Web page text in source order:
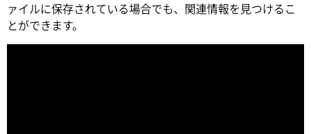
ァイルに保存されている場合でも、関連情報を見つけるこ
とができます。